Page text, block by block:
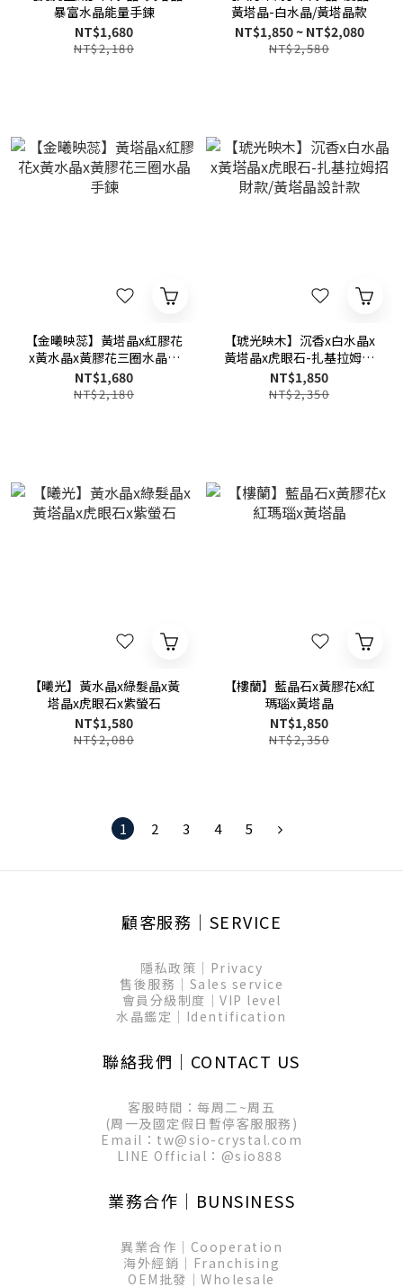
暴富水晶能量手鍊
NT$1,680
NT$2,180
黃塔晶-白水晶/黃塔晶款
NT$1,850 ~ NT$2,080
NT$2,580
【金曦映蕊】黃塔晶x紅膠花
x黃水晶x黃膠花三圈水晶手
鍊
NT$1,680
NT$2,180
【琥光映木】沉香x白水晶x
黃塔晶x虎眼石-扎基拉姆招
財款/黃塔晶設計款
NT$1,850
NT$2,350
【曦光】黃水晶x綠髮晶x黃
塔晶x虎眼石x紫螢石
NT$1,580
NT$2,080
【樓蘭】藍晶石x黃膠花x紅
瑪瑙x黃塔晶
NT$1,850
NT$2,350
1 2 3 4 5
顧客服務│SERVICE
隱私政策│Privacy
售後服務│Sales service
會員分級制度│VIP level
水晶鑑定│Identification
聯絡我們│CONTACT US
客服時間：每周二~周五
(周一及國定假日暫停客服服務)
Email：tw@sio-crystal.com
LINE Official： @sio888
業務合作│BUNSINESS
異業合作│Cooperation
海外經銷│Franchising
OEM批發│Wholesale